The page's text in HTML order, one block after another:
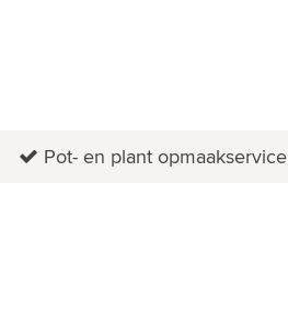
Pot- en plant opmaakservice